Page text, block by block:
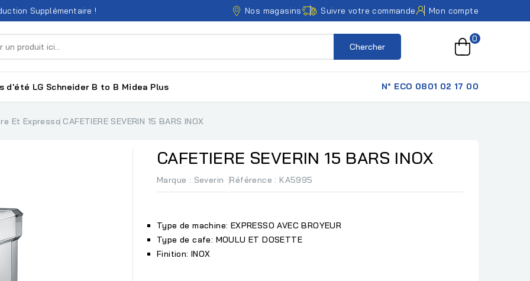
Supplémentaire ! Nos magasins Suivre votre commande Mon compte
Chercher
0
d'été LG Schneider B to B Midea Plus N° ECO 0801 02 17 00
Et Expresso CAFETIERE SEVERIN 15 BARS INOX
CAFETIERE SEVERIN 15 BARS INOX
Marque : Severin Référence : KA5995
Type de machine: EXPRESSO AVEC BROYEUR
Type de cafe: MOULU ET DOSETTE
Finition: INOX